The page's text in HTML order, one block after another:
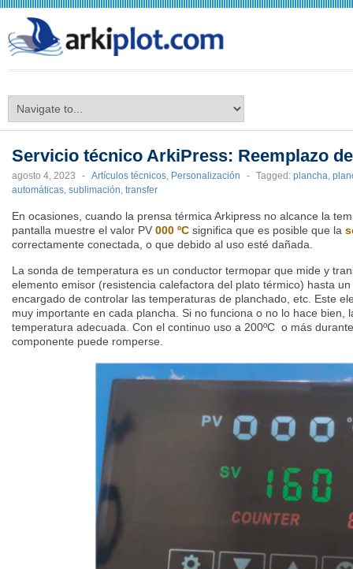
Servicio técnico ArkiPress: Reemplazo
agosto 4, 2023 - Artículos técnicos, Personalización - Tagged: plancha,
automáticas, sublimación, transfer
En ocasiones, cuando la prensa térmica Arkipress no alcance la
pantalla muestre el valor PV 000 ºC significa que es posible que la
correctamente conectada, o que debido al uso esté dañada.
La sonda de temperatura es un conductor termopar que mide y
elemento emisor (resistencia calefactora del plato térmico) hasta
encargado de controlar las temperaturas de planchado, etc. Este
muy importante en cada plancha. Si no funciona o no lo hace bien,
temperatura adecuada. Con el continuo uso a 200ºC o más
componente puede romperse.